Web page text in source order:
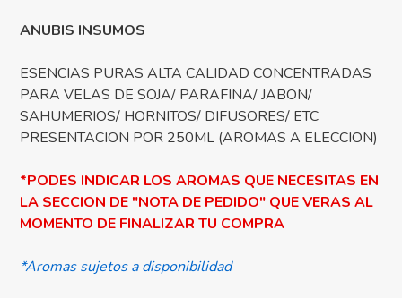
ANUBIS INSUMOS
ESENCIAS PURAS ALTA CALIDAD CONCENTRADAS
PARA VELAS DE SOJA/ PARAFINA/ JABON/
SAHUMERIOS/ HORNITOS/ DIFUSORES/ ETC
PRESENTACION POR 250ML (AROMAS A ELECCION)
*PODES INDICAR LOS AROMAS QUE NECESITAS EN
LA SECCION DE "NOTA DE PEDIDO" QUE VERAS AL
MOMENTO DE FINALIZAR TU COMPRA
*Aromas sujetos a disponibilidad